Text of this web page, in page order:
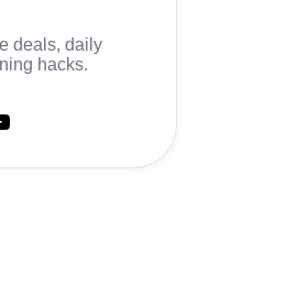
deals, daily
hacks.